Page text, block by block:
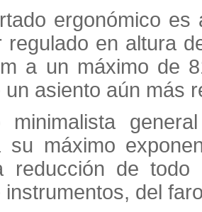
ergonómico
regulado en altura
a un máximo de
un asiento aún más
minimalista
su máximo
reducción de
del